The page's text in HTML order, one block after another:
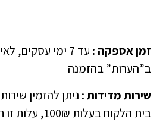
זמן אספקה :
עד 7 ימי עסקים,
ב”הערות” בהזמנה
שירות מדידות: ניתן להזמין
בית הלקוח בעלות